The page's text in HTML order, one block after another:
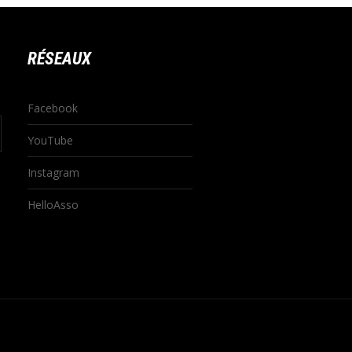
RÉSEAUX
Facebook
YouTube
Instagram
HelloAsso